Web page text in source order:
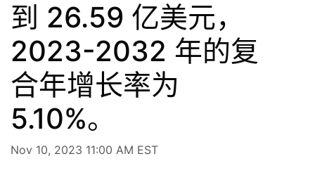
到 26.59 亿美元，
2023-2032 年的复
合年增长率为
5.10%。
Nov 10, 2023 11:00 AM EST